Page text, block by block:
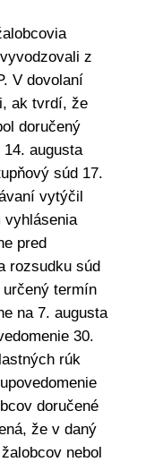
z
V dovolaní
ak tvrdí, že
doručený
augusta
súd 17.
vytýčil
vyhlásenia
pred
rozsudku súd
termín
na 7. augusta
30.
rúk
doručené
že v daný
nebol